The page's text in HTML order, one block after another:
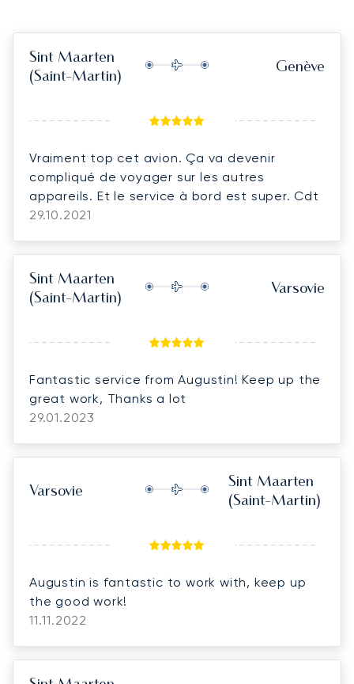
Sint Maarten
(Saint-Martin)
Genève
Vraiment top cet avion. Ça va devenir
compliqué de voyager sur les autres
appareils. Et le service à bord est super. Cdt
29.10.2021
Sint Maarten
(Saint-Martin)
Varsovie
Fantastic service from Augustin! Keep up the
great work, Thanks a lot
29.01.2023
Varsovie
Sint Maarten
(Saint-Martin)
Augustin is fantastic to work with, keep up
the good work!
11.11.2022